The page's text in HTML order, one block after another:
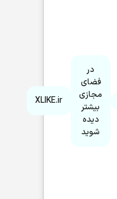
در
فضای
مجازی
بیشتر
دیده
شوید
XLIKE.ir